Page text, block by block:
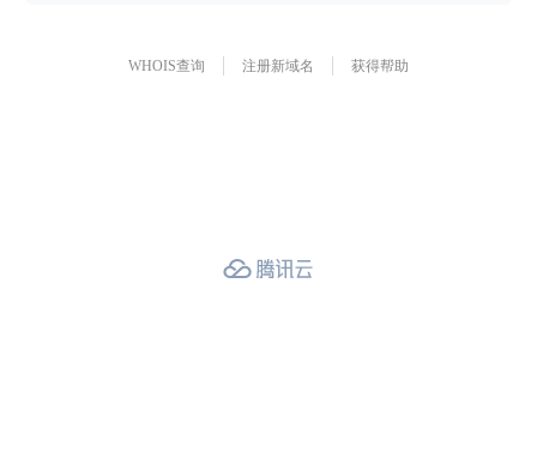
WHOIS查询 注册新域名 获得帮助